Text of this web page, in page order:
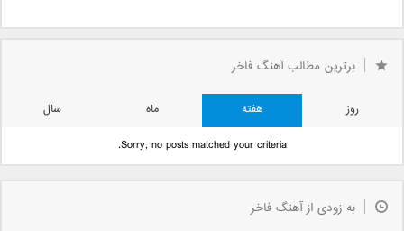
برترین مطالب آهنگ فاخر
روز هفته ماه
سال
Sorry, no posts matched your criteria.
به زودی از آهنگ فاخر